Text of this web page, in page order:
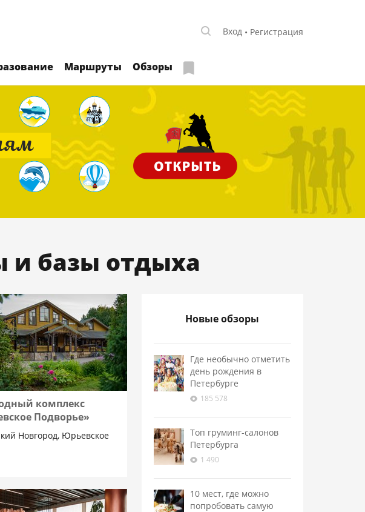
Вход Регистрация
Маршруты Обзоры
и базы отдыха
комплекс
Подворье»
Новгород, Юрьевское
Новые обзоры
Где необычно отметить
день рождения в
Петербурге
185 578
Топ груминг-салонов
Петербурга
1 490
10 мест, где можно
попробовать самую